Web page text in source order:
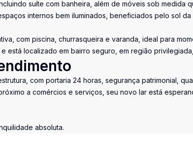
suíte com banheira, além de móveis sob medida
internos bem iluminados, beneficiados pelo sol da
com piscina, churrasqueira e varanda, ideal para
está localizado em bairro seguro, em região
com portaria 24 horas, segurança patrimonial,
a comércios e serviços, seu novo lar está
absoluta.